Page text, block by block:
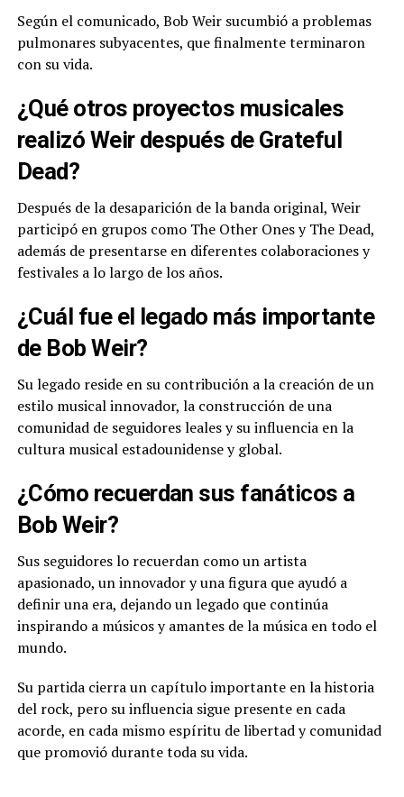
Según el comunicado, Bob Weir sucumbió a problemas
pulmonares subyacentes, que finalmente terminaron
con su vida.
¿Qué otros proyectos musicales
realizó Weir después de Grateful
Dead?
Después de la desaparición de la banda original, Weir
participó en grupos como The Other Ones y The Dead,
además de presentarse en diferentes colaboraciones y
festivales a lo largo de los años.
¿Cuál fue el legado más importante
de Bob Weir?
Su legado reside en su contribución a la creación de un
estilo musical innovador, la construcción de una
comunidad de seguidores leales y su influencia en la
cultura musical estadounidense y global.
¿Cómo recuerdan sus fanáticos a
Bob Weir?
Sus seguidores lo recuerdan como un artista
apasionado, un innovador y una figura que ayudó a
definir una era, dejando un legado que continúa
inspirando a músicos y amantes de la música en todo el
mundo.
Su partida cierra un capítulo importante en la historia
del rock, pero su influencia sigue presente en cada
acorde, en cada mismo espíritu de libertad y comunidad
que promovió durante toda su vida.